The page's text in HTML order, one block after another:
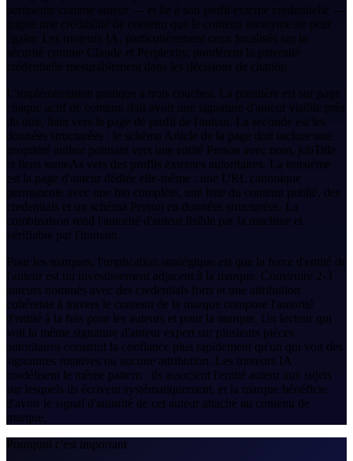
pertinente comme auteur — et lie à son profil externe crédentielle —
gagne une crédibilité de contenu que le contenu anonyme ne peut
égaler. Les moteurs IA, particulièrement ceux focalisés sur la
sécurité comme Claude et Perplexity, pondèrent la paternité
crédentielle mesurablement dans les décisions de citation.
L'implémentation pratique a trois couches. La première est sur page :
chaque actif de contenu doit avoir une signature d'auteur visible près
du titre, liant vers la page de profil de l'auteur. La seconde est les
données structurées : le schéma Article de la page doit inclure une
propriété author pointant vers une entité Person avec nom, jobTitle
et liens sameAs vers des profils externes autoritaires. La troisième
est la page d'auteur dédiée elle-même : une URL canonique
permanente avec une bio complète, une liste du contenu publié, des
credentials et un schéma Person en données structurées. La
combinaison rend l'autorité d'auteur lisible par la machine et
vérifiable par l'humain.
Pour les marques, l'implication stratégique est que la force d'entité de
l'auteur est un investissement adjacent à la marque. Construire 2-3
auteurs nommés avec des credentials forts et une attribution
cohérente à travers le contenu de la marque compose l'autorité
d'entité à la fois pour les auteurs et pour la marque. Un lecteur qui
voit la même signature d'auteur expert sur plusieurs pièces
autoritaires construit la confiance plus rapidement qu'un qui voit des
signatures rotatives ou aucune attribution. Les moteurs IA
modélisent le même pattern : ils associent l'entité auteur aux sujets
sur lesquels ils écrivent systématiquement, et la marque bénéficie
d'avoir le signal d'autorité de cet auteur attaché au contenu de
marque.
Pourquoi c'est important